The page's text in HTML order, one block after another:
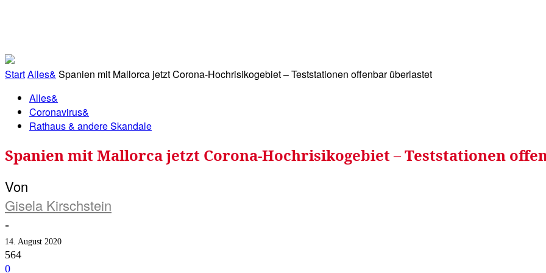
StartAlles& Spanien mit Mallorca jetzt Corona-Hochrisikogebiet – Teststationen offenbar überlastet
Alles&
Coronavirus&
Rathaus & andere Skandale
Spanien mit Mallorca jetzt Corona-Hochrisikogebiet – Teststationen
Von
Gisela Kirschstein
-
14. August 2020
564
0